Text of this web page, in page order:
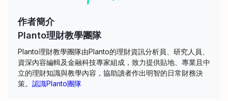
作者簡介
Planto理財教學團隊
Planto理財教學團隊由Planto的理財資訊分析員、研究人員、
資深內容編輯及金融科技專家組成，致力提供貼地、專業且中
立的理財知識與教學內容，協助讀者作出明智的日常財務決
策。 認識Planto團隊